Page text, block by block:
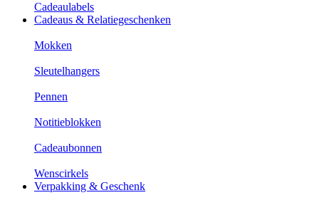
Cadeaulabels
Cadeaus & Relatiegeschenken
Mokken
Sleutelhangers
Pennen
Notitieblokken
Cadeaubonnen
Wenscirkels
Verpakking & Geschenk